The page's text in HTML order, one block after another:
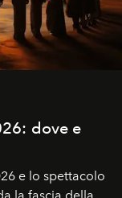
dove e
e lo spettacolo
la fascia della